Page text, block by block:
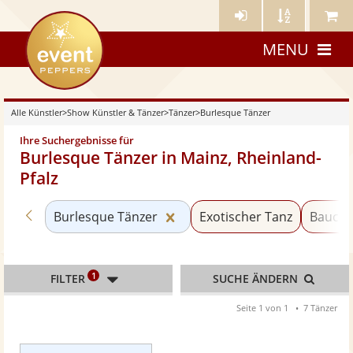
Künstler- Künstler Meine
eventpeppers
MENU
Alle Künstler>Show Künstler & Tänzer>Tänzer>Burlesque Tänzer
Ihre Suchergebnisse für
Burlesque Tänzer in Mainz, Rheinland-
Pfalz
Zurück zu «Tänzer»
Burlesque Tänzer Kategorie «Burlesque
Exotischer Tanz
FILTER 1 SUCHE ÄNDERN
Seite 1 von 1 7 Tänzer